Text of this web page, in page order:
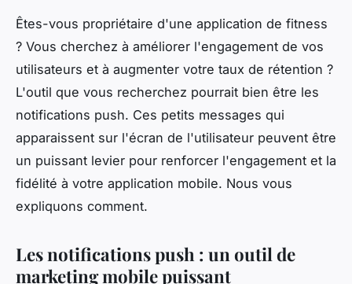
Êtes-vous propriétaire d'une application de fitness
? Vous cherchez à améliorer l'engagement de vos
utilisateurs et à augmenter votre taux de rétention ?
L'outil que vous recherchez pourrait bien être les
notifications push. Ces petits messages qui
apparaissent sur l'écran de l'utilisateur peuvent être
un puissant levier pour renforcer l'engagement et la
fidélité à votre application mobile. Nous vous
expliquons comment.
Les notifications push : un outil de
marketing mobile puissant